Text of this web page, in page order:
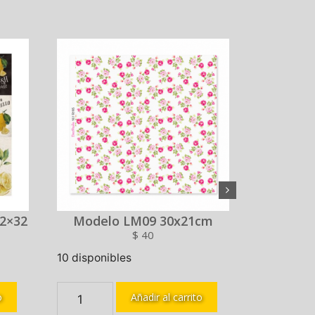
Modelo LM09 30x21cm
$ 40
10 disponibles
Añadir al carrito